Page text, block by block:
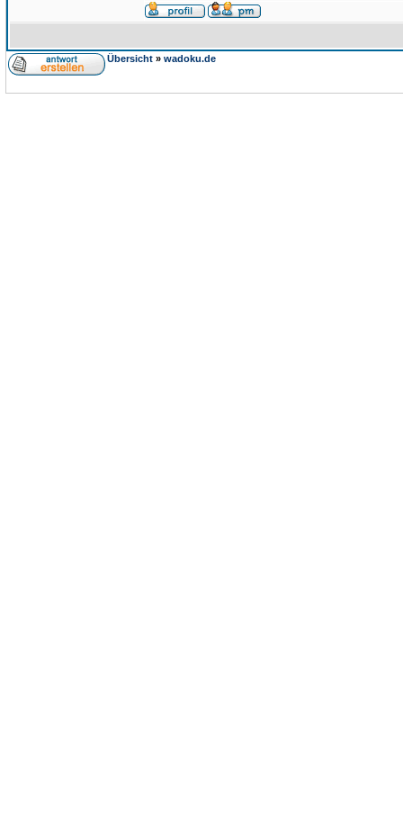
Übersicht » wadoku.de